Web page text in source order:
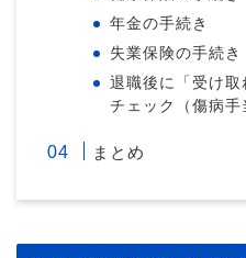
年金の手続き
失業保険の手続き
退職後に「受け取
チェック（傷病手
まとめ